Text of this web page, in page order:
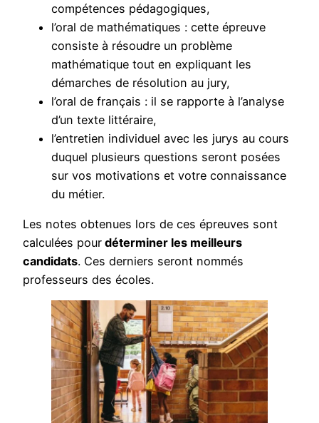
compétences pédagogiques,
l’oral de mathématiques : cette épreuve
consiste à résoudre un problème
mathématique tout en expliquant les
démarches de résolution au jury,
l’oral de français : il se rapporte à l’analyse
d’un texte littéraire,
l’entretien individuel avec les jurys au cours
duquel plusieurs questions seront posées
sur vos motivations et votre connaissance
du métier.
Les notes obtenues lors de ces épreuves sont
calculées pour déterminer les meilleurs
candidats. Ces derniers seront nommés
professeurs des écoles.